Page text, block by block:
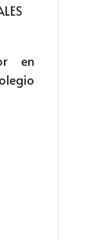
en